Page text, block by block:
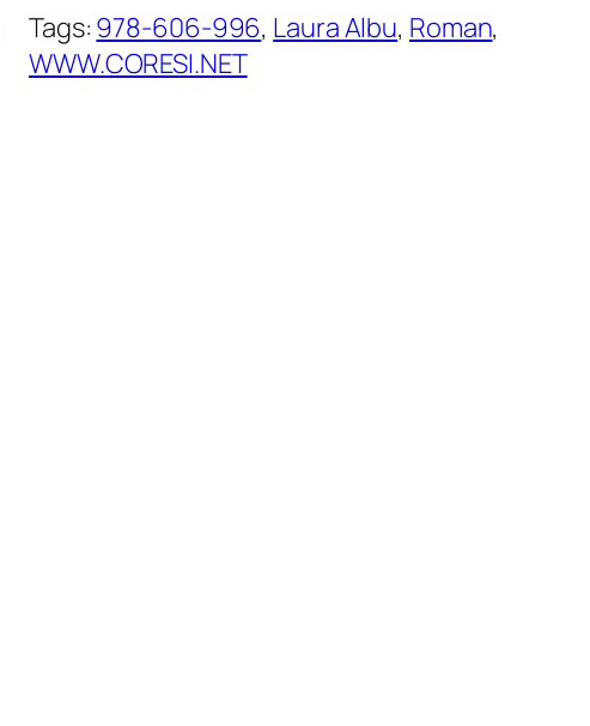
Tags: 978-606-996, Laura Albu, Roman
WWW.CORESI.NET